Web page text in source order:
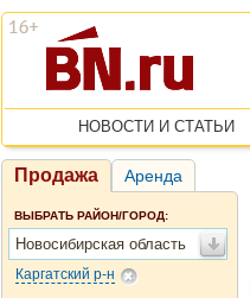
НОВОСТИ И СТАТЬИ
Продажа Аренда
ВЫБРАТЬ РАЙОН/ГОРОД:
Новосибирская область
Каргатский р-н